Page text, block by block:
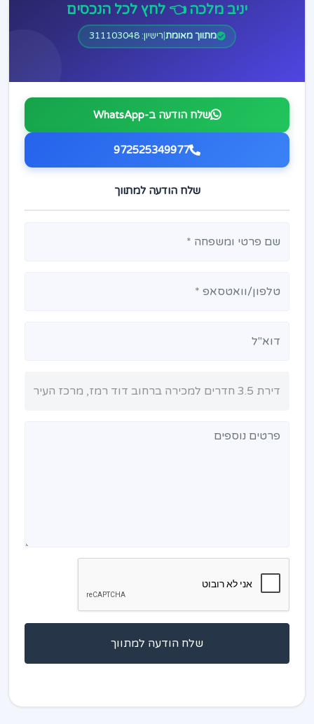
יניב מלכה 👈 לחץ לכל הנכסים
מתווך מאומת רישיון: 311103048
שלח הודעה ב-WhatsApp
972525349977
שלח הודעה למתווך
שלח הודעה למתווך